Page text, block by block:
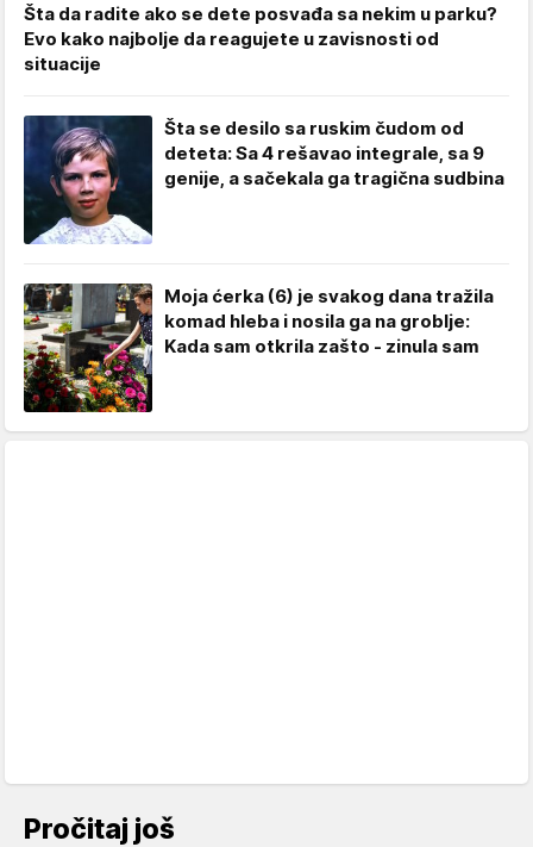
Šta da radite ako se dete posvađa sa nekim u parku?
Evo kako najbolje da reagujete u zavisnosti od
situacije
Šta se desilo sa ruskim čudom od
deteta: Sa 4 rešavao integrale, sa 9
genije, a sačekala ga tragična sudbina
Moja ćerka (6) je svakog dana tražila
komad hleba i nosila ga na groblje:
Kada sam otkrila zašto - zinula sam
Pročitaj još